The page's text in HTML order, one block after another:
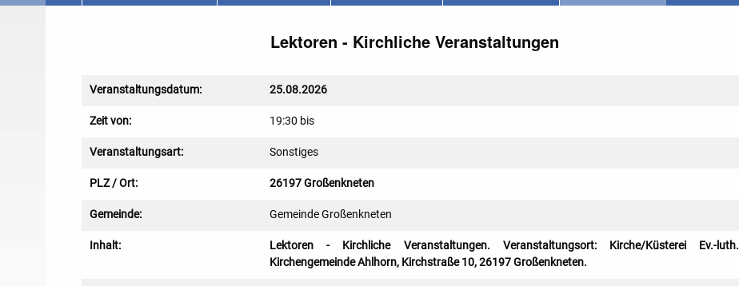
Lektoren - Kirchliche Veranstaltungen
Veranstaltungsdatum: 25.08.2026
Zeit von: 19:30 bis
Veranstaltungsart: Sonstiges
PLZ / Ort: 26197 Großenkneten
Gemeinde: Gemeinde Großenkneten
Inhalt:
Lektoren - Kirchliche Veranstaltungen. Veranstaltungsort: Kirche/Küsterei Ev.-luth.
Kirchengemeinde Ahlhorn, Kirchstraße 10, 26197 Großenkneten.